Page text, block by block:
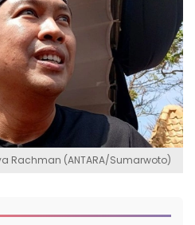
Rachman (ANTARA/Sumarwoto)